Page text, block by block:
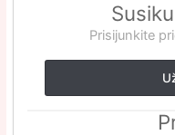
Prisijunkite